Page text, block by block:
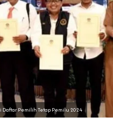
Pemilih Tetap Pemilu 2024